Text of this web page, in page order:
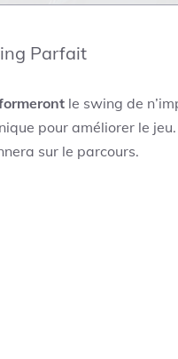
Parfait
le swing de
pour améliorer le
sur le parcours.